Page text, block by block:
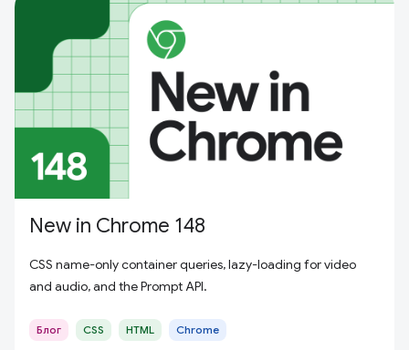
New in Chrome 148
CSS name-only container queries, lazy-loading for video
and audio, and the Prompt API.
Блог CSS HTML Chrome